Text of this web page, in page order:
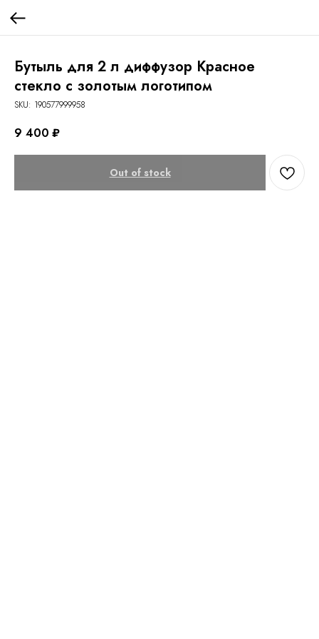
Бутыль для 2 л диффузор Красное
стекло с золотым логотипом
SKU: 190577999958
9 400 ₽
Out of stock